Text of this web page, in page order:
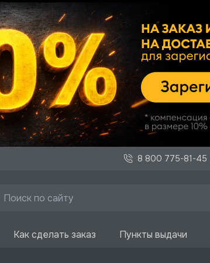
8 800 775-81-45
Как сделать заказ Пункты выдачи